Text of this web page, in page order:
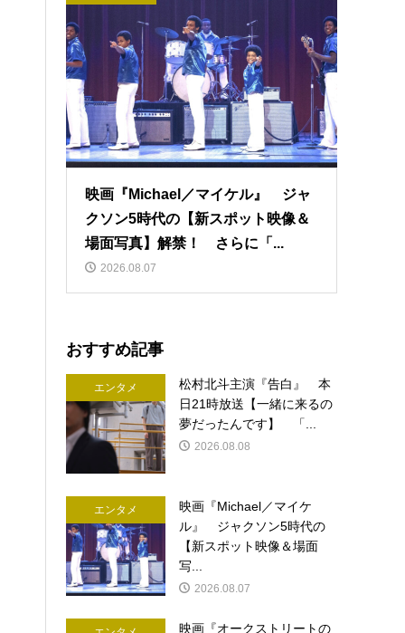
映画『Michael／マイケル』 ジャ
クソン5時代の【新スポット映像＆
場面写真】解禁！ さらに「...
2026.08.07
おすすめ記事
エンタメ
松村北斗主演『告白』 本
日21時放送【一緒に来るの
夢だったんです】 「...
2026.08.08
エンタメ
映画『Michael／マイケ
ル』 ジャクソン5時代の
【新スポット映像＆場面
写...
2026.08.07
映画『オークストリートの